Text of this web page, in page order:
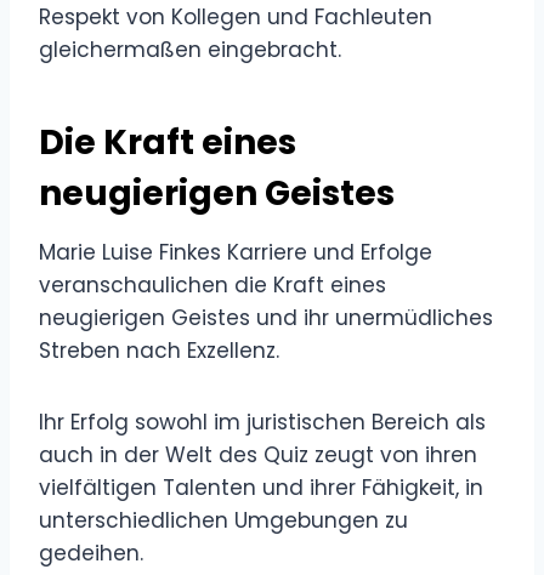
Respekt von Kollegen und Fachleuten
gleichermaßen eingebracht.
Die Kraft eines
neugierigen Geistes
Marie Luise Finkes Karriere und Erfolge
veranschaulichen die Kraft eines
neugierigen Geistes und ihr unermüdliches
Streben nach Exzellenz.
Ihr Erfolg sowohl im juristischen Bereich als
auch in der Welt des Quiz zeugt von ihren
vielfältigen Talenten und ihrer Fähigkeit, in
unterschiedlichen Umgebungen zu
gedeihen.